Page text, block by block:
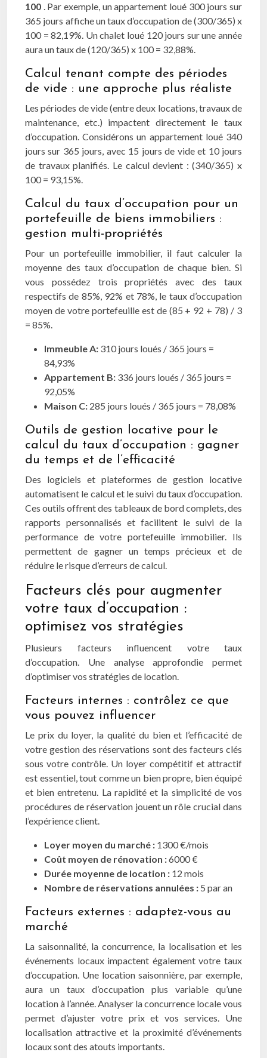
100 . Par exemple, un appartement loué 300 jours sur
365 jours affiche un taux d’occupation de (300/365) x
100 = 82,19%. Un chalet loué 120 jours sur une année
aura un taux de (120/365) x 100 = 32,88%.
Calcul tenant compte des périodes
de vide : une approche plus réaliste
Les périodes de vide (entre deux locations, travaux de
maintenance, etc.) impactent directement le taux
d’occupation. Considérons un appartement loué 340
jours sur 365 jours, avec 15 jours de vide et 10 jours
de travaux planifiés. Le calcul devient : (340/365) x
100 = 93,15%.
Calcul du taux d’occupation pour un
portefeuille de biens immobiliers :
gestion multi-propriétés
Pour un portefeuille immobilier, il faut calculer la
moyenne des taux d’occupation de chaque bien. Si
vous possédez trois propriétés avec des taux
respectifs de 85%, 92% et 78%, le taux d’occupation
moyen de votre portefeuille est de (85 + 92 + 78) / 3
= 85%.
Immeuble A: 310 jours loués / 365 jours =
84,93%
Appartement B: 336 jours loués / 365 jours =
92,05%
Maison C: 285 jours loués / 365 jours = 78,08%
Outils de gestion locative pour le
calcul du taux d’occupation : gagner
du temps et de l’efficacité
Des logiciels et plateformes de gestion locative
automatisent le calcul et le suivi du taux d’occupation.
Ces outils offrent des tableaux de bord complets, des
rapports personnalisés et facilitent le suivi de la
performance de votre portefeuille immobilier. Ils
permettent de gagner un temps précieux et de
réduire le risque d’erreurs de calcul.
Facteurs clés pour augmenter
votre taux d’occupation :
optimisez vos stratégies
Plusieurs facteurs influencent votre taux
d’occupation. Une analyse approfondie permet
d’optimiser vos stratégies de location.
Facteurs internes : contrôlez ce que
vous pouvez influencer
Le prix du loyer, la qualité du bien et l’efficacité de
votre gestion des réservations sont des facteurs clés
sous votre contrôle. Un loyer compétitif et attractif
est essentiel, tout comme un bien propre, bien équipé
et bien entretenu. La rapidité et la simplicité de vos
procédures de réservation jouent un rôle crucial dans
l’expérience client.
Loyer moyen du marché : 1300 €/mois
Coût moyen de rénovation :6000 €
Durée moyenne de location : 12 mois
Nombre de réservations annulées : 5 par an
Facteurs externes : adaptez-vous au
marché
La saisonnalité, la concurrence, la localisation et les
événements locaux impactent également votre taux
d’occupation. Une location saisonnière, par exemple,
aura un taux d’occupation plus variable qu’une
location à l’année. Analyser la concurrence locale vous
permet d’ajuster votre prix et vos services. Une
localisation attractive et la proximité d’événements
locaux sont des atouts importants.